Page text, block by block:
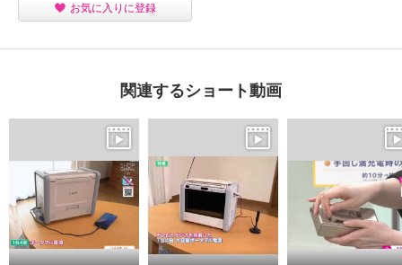
お気に入りに登録
関連するショート動画